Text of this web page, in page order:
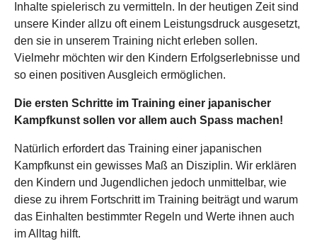
Inhalte spielerisch zu vermitteln. In der heutigen Zeit sind
unsere Kinder allzu oft einem Leistungsdruck ausgesetzt,
den sie in unserem Training nicht erleben sollen.
Vielmehr möchten wir den Kindern Erfolgserlebnisse und
so einen positiven Ausgleich ermöglichen.
Die ersten Schritte im Training einer japanischer
Kampfkunst sollen vor allem auch Spass machen!
Natürlich erfordert das Training einer japanischen
Kampfkunst ein gewisses Maß an Disziplin. Wir erklären
den Kindern und Jugendlichen jedoch unmittelbar, wie
diese zu ihrem Fortschritt im Training beiträgt und warum
das Einhalten bestimmter Regeln und Werte ihnen auch
im Alltag hilft.